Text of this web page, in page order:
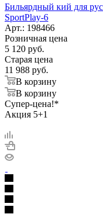
Бильярдный кий для
SportPlay-6
Арт.: 198466
Розничная цена
5 120 руб.
Старая цена
11 988 руб.
В корзину
В корзину
Супер-цена!*
Акция 5+1